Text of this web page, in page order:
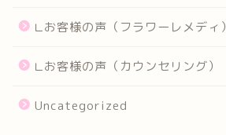
∟お客様の声（フラワーレメディ）
∟お客様の声（カウンセリング）
Uncategorized